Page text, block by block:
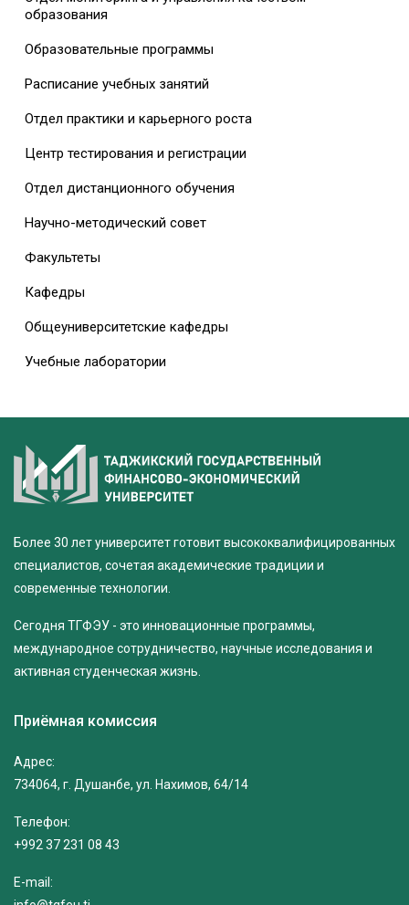
образования
Образовательные программы
Расписание учебных занятий
Отдел практики и карьерного роста
Центр тестирования и регистрации
Отдел дистанционного обучения
Научно-методический совет
Факультеты
Кафедры
Общеуниверситетские кафедры
Учебные лаборатории
Более 30 лет университет готовит высококвалифицированных
специалистов, сочетая академические традиции и
современные технологии.
Сегодня ТГФЭУ - это инновационные программы,
международное сотрудничество, научные исследования и
активная студенческая жизнь.
Приёмная комиссия
Адрес:
734064, г. Душанбе, ул. Нахимов, 64/14
Телефон:
+992 37 231 08 43
E-mail: